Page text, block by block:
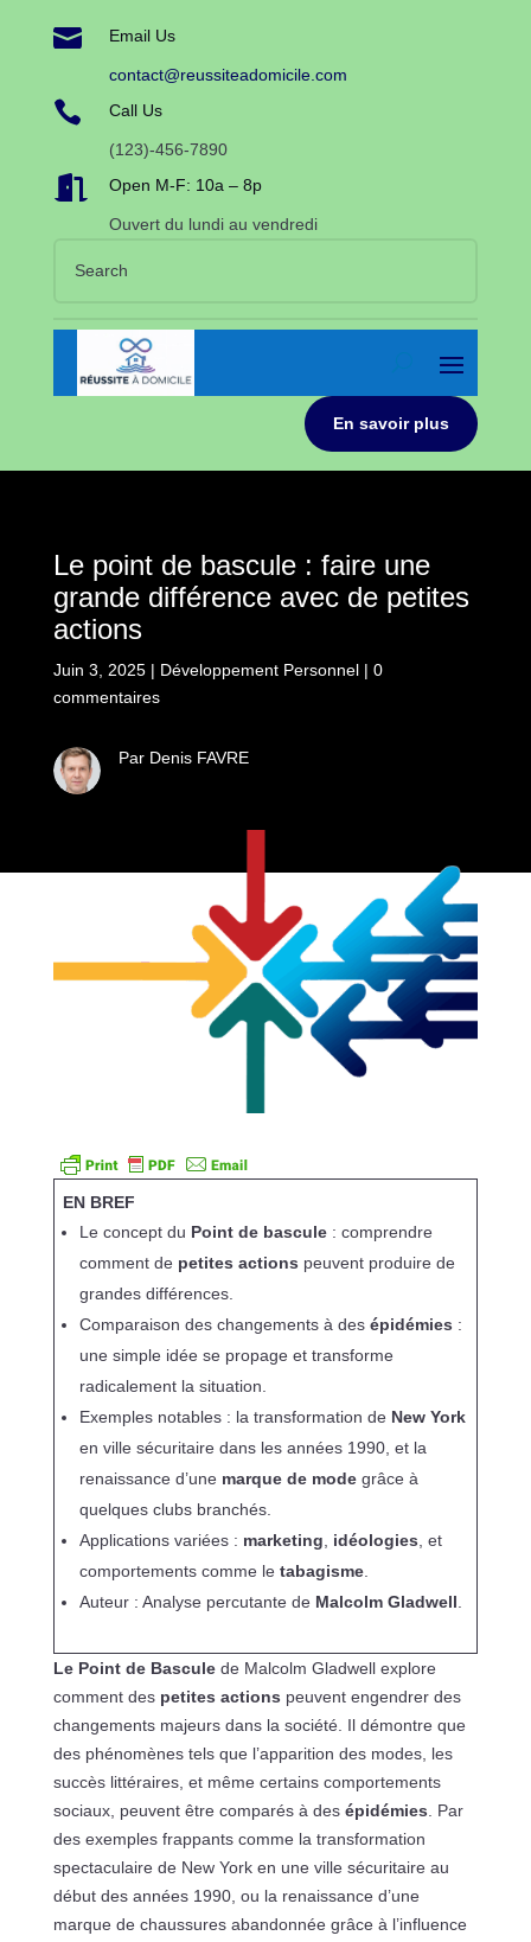
 Email Us
contact@reussiteadomicile.com
 Call Us
(123)-456-7890
 Open M-F: 10a – 8p
Ouvert du lundi au vendredi
En savoir plus
Le point de bascule : faire une
grande différence avec de petites
actions
Juin 3, 2025| Développement Personnel| 0
commentaires
Par Denis FAVRE
EN BREF
Le concept du Point de bascule: comprendre
comment de petites actions peuvent produire de
grandes différences.
Comparaison des changements à des épidémies :
une simple idée se propage et transforme
radicalement la situation.
Exemples notables : la transformation de New York
en ville sécuritaire dans les années 1990, et la
renaissance d’une marque de modegrâce à
quelques clubs branchés.
Applications variées : marketing idéologies , et
comportements comme le tabagisme.
Auteur : Analyse percutante de Malcolm Gladwell
Le Point de Basculede Malcolm Gladwell explore
comment des petites actions peuvent engendrer des
changements majeurs dans la société. Il démontre que
des phénomènes tels que l’apparition des modes, les
succès littéraires, et même certains comportements
sociaux, peuvent être comparés à des épidémies . Par
des exemples frappants comme la transformation
spectaculaire de New York en une ville sécuritaire au
début des années 1990, ou la renaissance d’une
marque de chaussures abandonnée grâce à l’influence